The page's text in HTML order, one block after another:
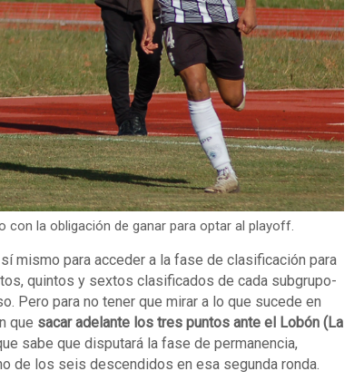
con la obligación de ganar para optar al playoff.
mismo para acceder a la fase de clasificación para
quintos y sextos clasificados de cada subgrupo-
Pero para no tener que mirar a lo que sucede en
que sacar adelante los tres puntos ante el Lobón (La
sabe que disputará la fase de permanencia,
de los seis descendidos en esa segunda ronda.